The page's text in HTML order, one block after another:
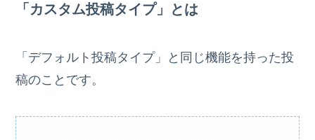
「カスタム投稿タイプ」とは
「デフォルト投稿タイプ」と同じ機能を持った投
稿のことです。